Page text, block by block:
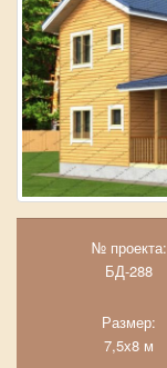
№ проекта:
БД-288
Размер:
7,5х8 м